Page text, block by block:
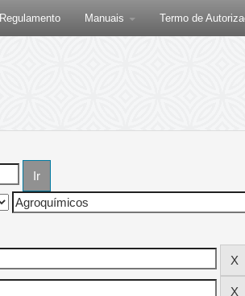
Regulamento Manuais Termo de